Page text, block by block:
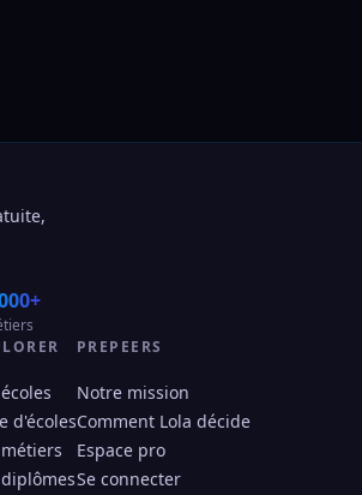
d'écoles
diplômes
PREPEERS
Notre mission
Comment Lola décide
Espace pro
Se connecter